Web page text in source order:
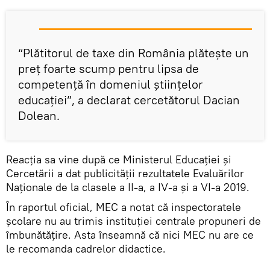
“Plătitorul de taxe din România plătește un
preț foarte scump pentru lipsa de
competență în domeniul științelor
educației”, a declarat cercetătorul Dacian
Dolean.
Reacția sa vine după ce Ministerul Educației și
Cercetării a dat publicității rezultatele Evaluărilor
Naționale de la clasele a II-a, a IV-a și a VI-a 2019.
În raportul oficial, MEC a notat că inspectoratele
școlare nu au trimis instituției centrale propuneri de
îmbunătățire. Asta înseamnă că nici MEC nu are ce
le recomanda cadrelor didactice.